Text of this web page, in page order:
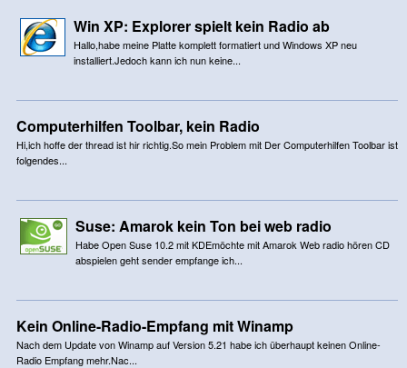
Win XP: Explorer spielt kein Radio ab
Hallo,habe meine Platte komplett formatiert und Windows XP neu
installiert.Jedoch kann ich nun keine...
Computerhilfen Toolbar, kein Radio
Hi,ich hoffe der thread ist hir richtig.So mein Problem mit Der Computerhilfen Toolbar ist
folgendes...
Suse: Amarok kein Ton bei web radio
Habe Open Suse 10.2 mit KDEmöchte mit Amarok Web radio hören CD
abspielen geht sender empfange ich...
Kein Online-Radio-Empfang mit Winamp
Nach dem Update von Winamp auf Version 5.21 habe ich überhaupt keinen Online-
Radio Empfang mehr.Nac...